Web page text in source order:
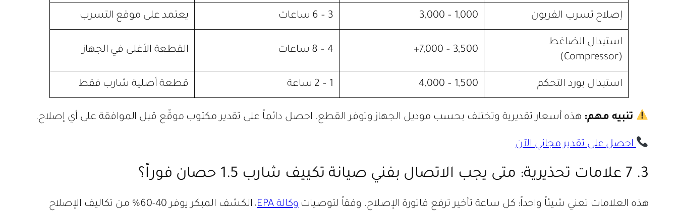
إصلاح تسرب الفريون 1,000 – 3,000 3 – 6 ساعات يعتمد على موقع التسرب
استبدال الضاغط
(Compressor)
3,500 – 7,000+ 4 – 8 ساعات القطعة الأغلى في الجهاز
استبدال بورد التحكم 1,500 – 4,000 1 – 2 ساعة قطعة أصلية شارب فقط
تنبيه مهم: هذه أسعار تقديرية وتختلف بحسب موديل الجهاز وتوفر القطع. احصل دائماً على تقدير مكتوب موقّع قبل الموافقة على أي إصلاح.
احصل على تقدير مجاني الآن
3. 7 علامات تحذيرية: متى يجب الاتصال بفني صيانة تكييف شارب 1.5 حصان فوراً؟
هذه العلامات تعني شيئاً واحداً: كل ساعة تأخير ترفع فاتورة الإصلاح. وفقاً لتوصياتوكالة EPA ، الكشف المبكر يوفر 40-60% من تكاليف الإصلاح